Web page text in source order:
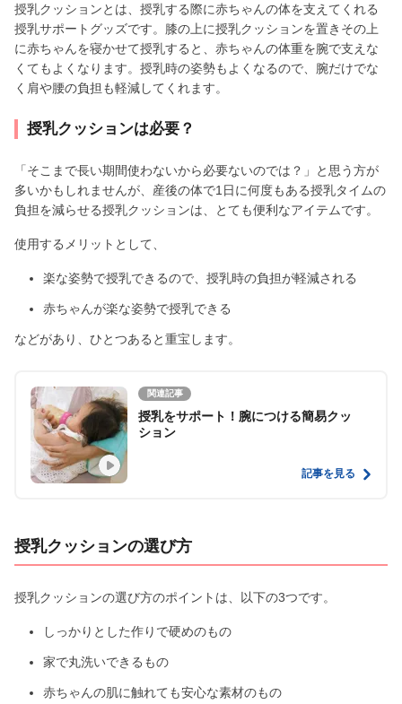
授乳クッションとは、授乳する際に赤ちゃんの体を支えてくれる
授乳サポートグッズです。膝の上に授乳クッションを置きその上
に赤ちゃんを寝かせて授乳すると、赤ちゃんの体重を腕で支えな
くてもよくなります。授乳時の姿勢もよくなるので、腕だけでな
く肩や腰の負担も軽減してくれます。
授乳クッションは必要？
「そこまで長い期間使わないから必要ないのでは？」と思う方が
多いかもしれませんが、産後の体で1日に何度もある授乳タイムの
負担を減らせる授乳クッションは、とても便利なアイテムです。
使用するメリットとして、
楽な姿勢で授乳できるので、授乳時の負担が軽減される
赤ちゃんが楽な姿勢で授乳できる
などがあり、ひとつあると重宝します。
関連記事
授乳をサポート！腕につける簡易クッ
ション
記事を見る
授乳クッションの選び方
授乳クッションの選び方のポイントは、以下の3つです。
しっかりとした作りで硬めのもの
家で丸洗いできるもの
赤ちゃんの肌に触れても安心な素材のもの